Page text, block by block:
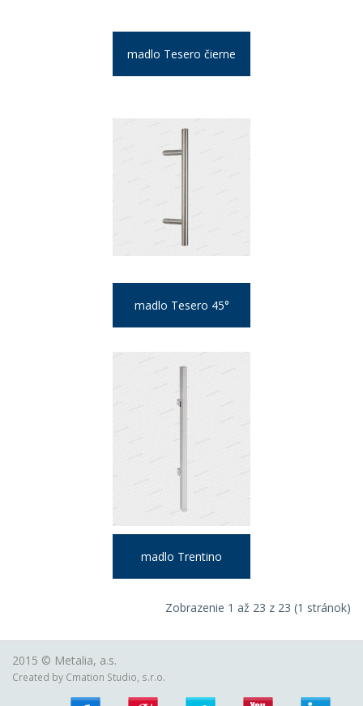
madlo Tesero čierne
madlo Tesero 45°
madlo Trentino
Zobrazenie 1 až 23 z 23 (1 stránok)
2015 © Metalia, a.s.
Created by Cmation Studio, s.r.o.